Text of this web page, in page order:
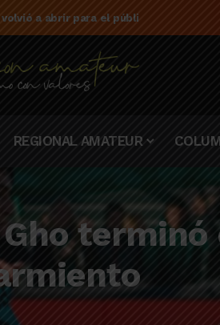
en el torneo Federal A 2025/2026
REGIONAL AMATEUR